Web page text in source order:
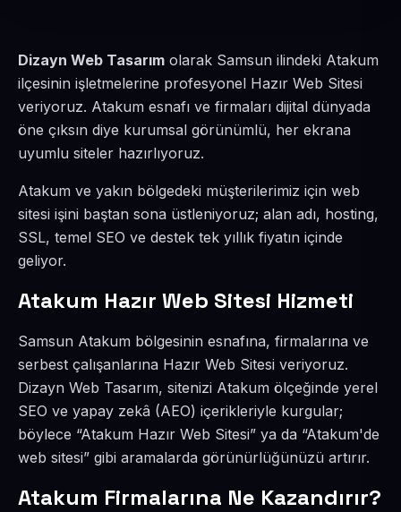
Dizayn Web Tasarım olarak Samsun ilindeki Atakum
ilçesinin işletmelerine profesyonel Hazır Web Sitesi
veriyoruz. Atakum esnafı ve firmaları dijital dünyada
öne çıksın diye kurumsal görünümlü, her ekrana
uyumlu siteler hazırlıyoruz.
Atakum ve yakın bölgedeki müşterilerimiz için web
sitesi işini baştan sona üstleniyoruz; alan adı, hosting,
SSL, temel SEO ve destek tek yıllık fiyatın içinde
geliyor.
Atakum Hazır Web Sitesi Hizmeti
Samsun Atakum bölgesinin esnafına, firmalarına ve
serbest çalışanlarına Hazır Web Sitesi veriyoruz.
Dizayn Web Tasarım, sitenizi Atakum ölçeğinde yerel
SEO ve yapay zekâ (AEO) içerikleriyle kurgular;
böylece “Atakum Hazır Web Sitesi” ya da “Atakum'de
web sitesi” gibi aramalarda görünürlüğünüzü artırır.
Atakum Firmalarına Ne Kazandırır?